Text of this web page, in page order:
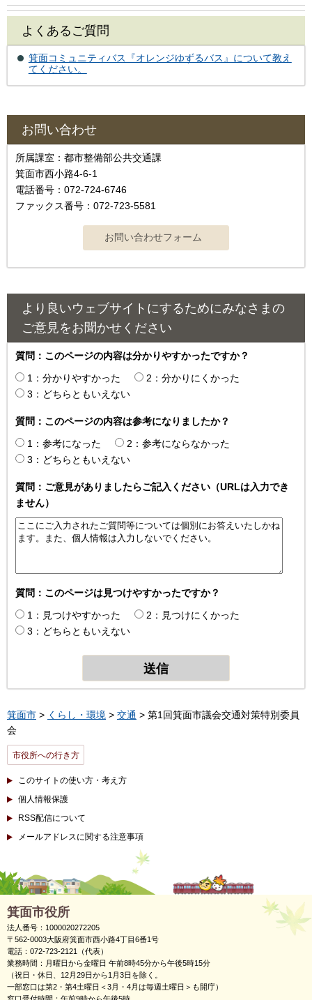
よくあるご質問
箕面コミュニティバス『オレンジゆずるバス』について教え
てください。
お問い合わせ
所属課室：都市整備部公共交通課
箕面市西小路4-6-1
電話番号：072-724-6746
ファックス番号：072-723-5581
より良いウェブサイトにするためにみなさまの
ご意見をお聞かせください
質問：このページの内容は分かりやすかったですか？
1：分かりやすかった
2：分かりにくかった
3：どちらともいえない
質問：このページの内容は参考になりましたか？
1：参考になった
2：参考にならなかった
3：どちらともいえない
質問：ご意見がありましたらご記入ください（URLは入力でき
ません）
質問：このページは見つけやすかったですか？
1：見つけやすかった
2：見つけにくかった
3：どちらともいえない
箕面市 > くらし・環境 > 交通 > 第1回箕面市議会交通対策特別委員
会
市役所への行き方
このサイトの使い方・考え方
個人情報保護
RSS配信について
メールアドレスに関する注意事項
箕面市役所
法人番号：1000020272205
〒562-0003大阪府箕面市西小路4丁目6番1号
電話：072-723-2121（代表）
業務時間：月曜日から金曜日 午前8時45分から午後5時15分
（祝日・休日、12月29日から1月3日を除く。
一部窓口は第2・第4土曜日＜3月・4月は毎週土曜日＞も開庁）